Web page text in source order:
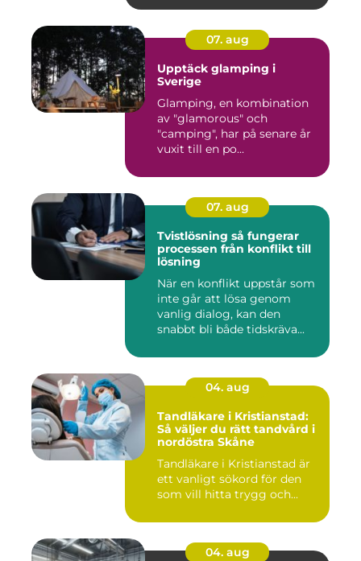
07. aug
Upptäck glamping i
Sverige
Glamping, en kombination
av "glamorous" och
"camping", har på senare år
vuxit till en po...
07. aug
Tvistlösning så fungerar
processen från konflikt till
lösning
När en konflikt uppstår som
inte går att lösa genom
vanlig dialog, kan den
snabbt bli både tidskräva...
04. aug
Tandläkare i Kristianstad:
Så väljer du rätt tandvård i
nordöstra Skåne
Tandläkare i Kristianstad är
ett vanligt sökord för den
som vill hitta trygg och...
04. aug